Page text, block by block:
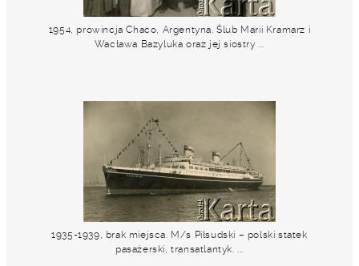
1954, prowincja Chaco, Argentyna. Ślub Marii Kramarz i
Wacława Bazyluka oraz jej siostry ...
1935-1939, brak miejsca. M/s Piłsudski – polski statek
pasażerski, transatlantyk. ...